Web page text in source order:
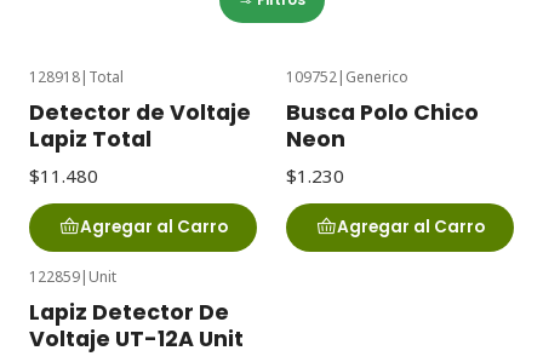
128918| Total
Detector de Voltaje
Lapiz Total
$11.480
Agregar al Carro
109752| Generico
Busca Polo Chico
Neon
$1.230
Agregar al Carro
122859| Unit
Lapiz Detector De
Voltaje UT-12A Unit